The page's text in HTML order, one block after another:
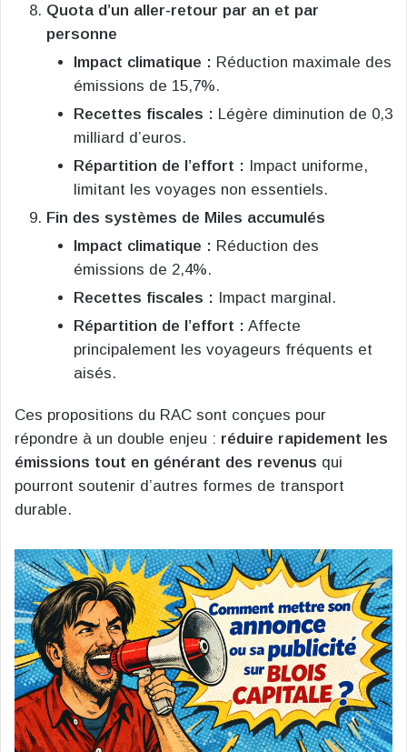
Quota d’un aller-retour par an et par
personne
Impact climatique : Réduction maximale des
émissions de 15,7%.
Recettes fiscales : Légère diminution de 0,3
milliard d’euros.
Répartition de l’effort : Impact uniforme,
limitant les voyages non essentiels.
Fin des systèmes de Miles accumulés
Impact climatique : Réduction des
émissions de 2,4%.
Recettes fiscales : Impact marginal.
Répartition de l’effort : Affecte
principalement les voyageurs fréquents et
aisés.
Ces propositions du RAC sont conçues pour
répondre à un double enjeu : réduire rapidement les
émissions tout en générant des revenus qui
pourront soutenir d’autres formes de transport
durable.